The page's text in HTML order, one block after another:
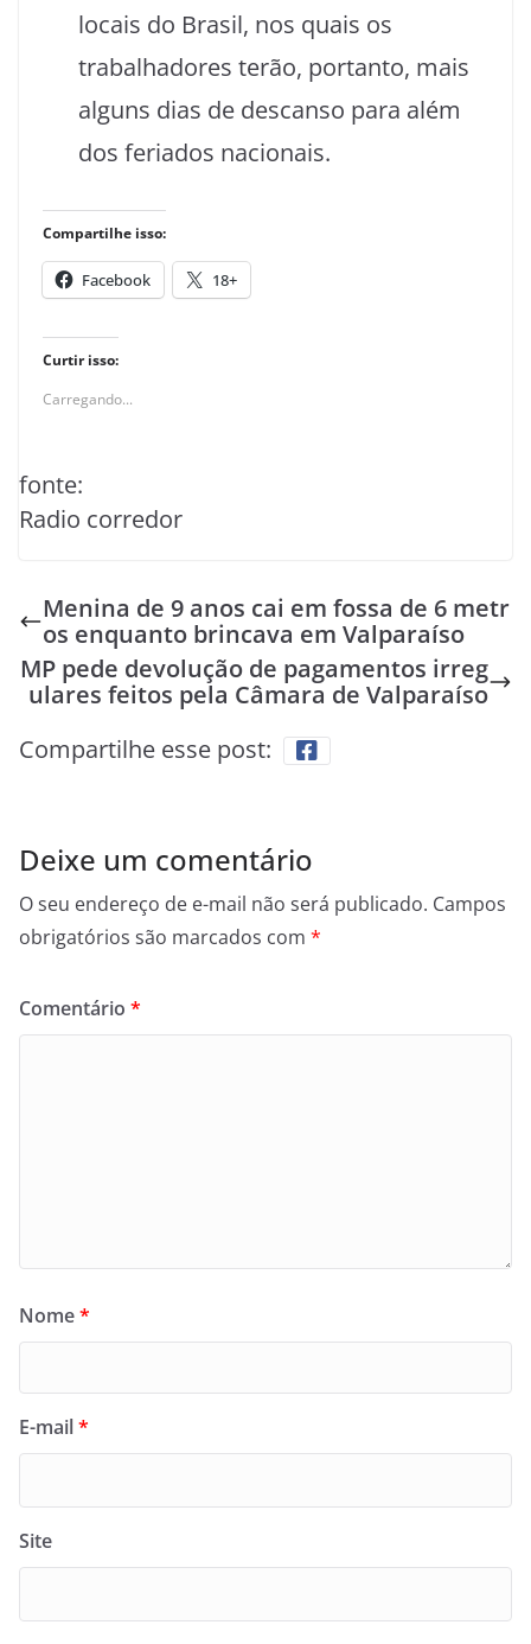
locais do Brasil, nos quais os
trabalhadores terão, portanto, mais
alguns dias de descanso para além
dos feriados nacionais.
Compartilhe isso:
Facebook 18+
Curtir isso:
Carregando...
fonte:
Radio corredor
Menina de 9 anos cai em fossa de 6 metr
os enquanto brincava em Valparaíso
MP pede devolução de pagamentos irreg
ulares feitos pela Câmara de Valparaíso
Compartilhe esse post:
Deixe um comentário
O seu endereço de e-mail não será publicado. Campos
obrigatórios são marcados com *
Comentário *
Nome*
E-mail*
Site